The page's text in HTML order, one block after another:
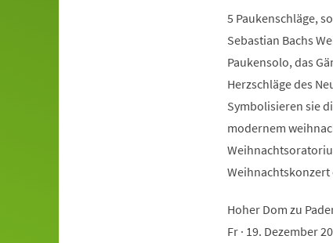
5 Paukenschläge,
Sebastian Bachs
Paukensolo, das
Herzschläge des
Symbolisieren sie
modernem
Hoher Dom zu
Fr · 19. Dezember